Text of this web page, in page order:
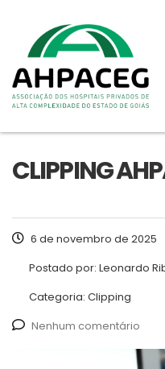
CLIPPING
6 de novembro de 2025
Postado por: Leonardo
Categoria: Clipping
Nenhum comentário